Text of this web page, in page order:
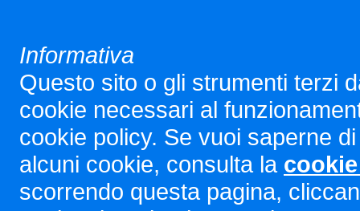
Informativa
Questo sito o gli strumenti terzi
cookie necessari al
cookie policy. Se vuoi saperne
alcuni cookie, consulta la
scorrendo questa pagina,